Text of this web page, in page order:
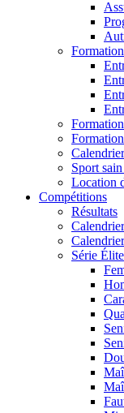
Sport
Location
Compétitions
Résultats
Série Élite